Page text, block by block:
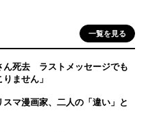
一覧を見る
ん死去 ラストメッセージでも
ません」
マ漫画家、二人の「違い」と